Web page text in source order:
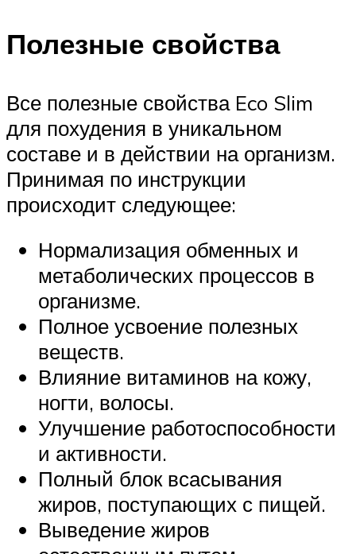
Полезные свойства
Все полезные свойства Eco Slim
для похудения в уникальном
составе и в действии на организм.
Принимая по инструкции
происходит следующее:
Нормализация обменных и
метаболических процессов в
организме.
Полное усвоение полезных
веществ.
Влияние витаминов на кожу,
ногти, волосы.
Улучшение работоспособности
и активности.
Полный блок всасывания
жиров, поступающих с пищей.
Выведение жиров